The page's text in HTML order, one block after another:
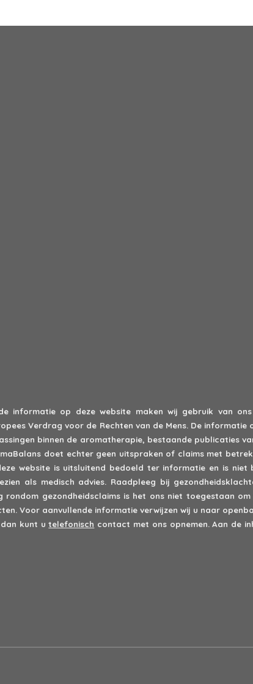
informatie op deze website maken wij gebruik van
Verdrag voor de Rechten van de Mens. De
binnen de aromatherapie, bestaande publicaties
doet echter geen uitspraken of claims met
website is uitsluitend bedoeld ter informatie en is niet
als medisch advies. Raadpleeg bij
rondom gezondheidsclaims is het ons niet toegestaan
Voor aanvullende informatie verwijzen wij u naar
dan kunt utelefonisch contact met ons opnemen. Aan de